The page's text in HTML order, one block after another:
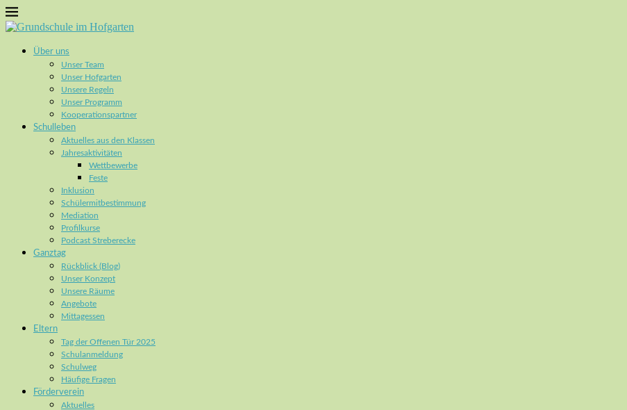
Über uns
Unser Team
Unser Hofgarten
Unsere Regeln
Unser Programm
Kooperationspartner
Schulleben
Aktuelles aus den Klassen
Jahresaktivitäten
Wettbewerbe
Feste
Inklusion
Schülermitbestimmung
Mediation
Profilkurse
Podcast Streberecke
Ganztag
Rückblick (Blog)
Unser Konzept
Unsere Räume
Angebote
Mittagessen
Eltern
Tag der Offenen Tür 2025
Schulanmeldung
Schulweg
Häufige Fragen
Förderverein
Aktuelles